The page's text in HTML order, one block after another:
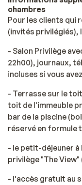
chambres
Pour les clients qui
(invités privilégiés),
- Salon Privilège
22h00), journaux,
incluses si vous
- Terrasse sur le
toit de l'immeuble
bar de la piscine
réservé en formule
- le petit-déjeuner
privilège "The
- l'accès gratuit au